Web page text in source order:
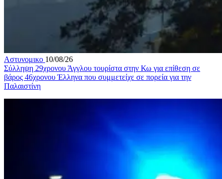
Αστυνομικο 10/08/26
Σύλληψη 29χρονου Άγγλου τουρίστα στην Κω για επίθεση σε
βάρος 46χρονου Έλληνα που συμμετείχε σε πορεία για την
Παλαιστίνη